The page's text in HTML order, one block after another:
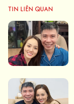
TIN LIÊN QUAN